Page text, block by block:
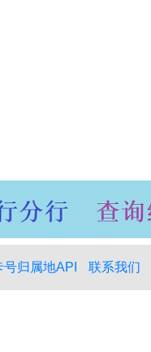
归属地API 联系我们